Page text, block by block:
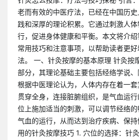
老而有效的中医疗法，已经在中国历
践和深厚的理论积累。它通过刺激人
行，促进身体健康和平衡。本文将介绍
常用技巧和注意事项，以帮助读者更
法。 一、针灸按摩的基本原理 针灸按
部分，其理论基础主要包括经络学说、
根据中医理论认为，人体内存在着一
贯穿全身，连接脏腑组织，是气血运
位上施加适当的刺激，可以调节经络
气血的运行，从而达到治疗疾病、保
用的针灸按摩技巧 1. 穴位的选择：针